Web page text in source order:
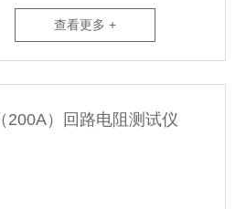
查看更多 +
（200A）回路电阻测试仪